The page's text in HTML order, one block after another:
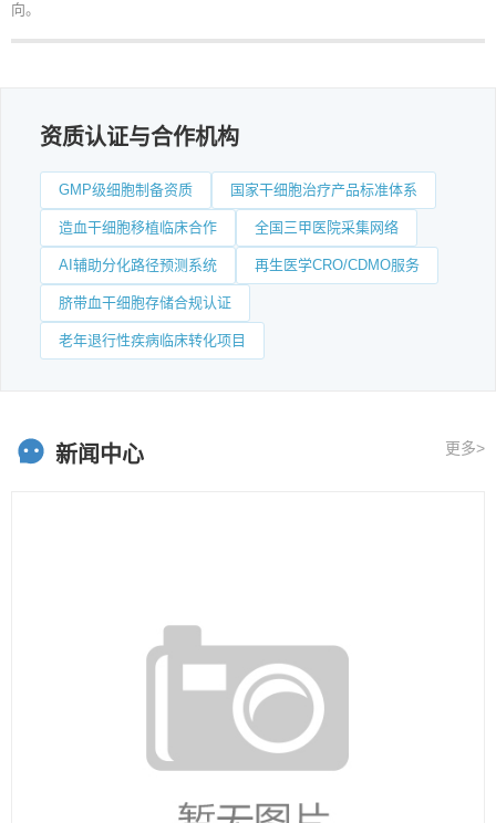
向。
资质认证与合作机构
GMP级细胞制备资质 国家干细胞治疗产品标准体系
造血干细胞移植临床合作 全国三甲医院采集网络
AI辅助分化路径预测系统 再生医学CRO/CDMO服务
脐带血干细胞存储合规认证
老年退行性疾病临床转化项目
新闻中心 更多>